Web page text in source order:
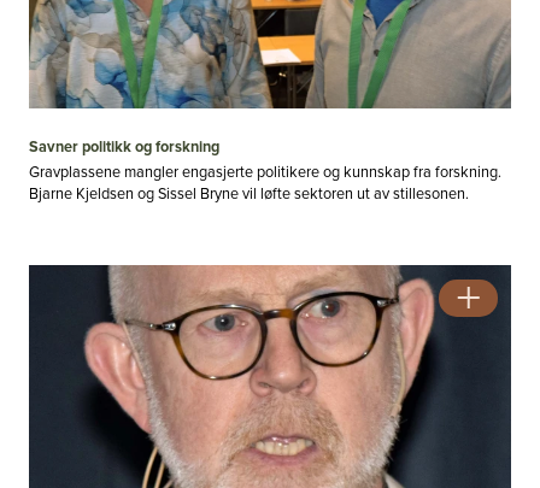
Savner politikk og forskning
Gravplassene mangler engasjerte politikere og kunnskap fra forskning.
Bjarne Kjeldsen og Sissel Bryne vil løfte sektoren ut av stillesonen.